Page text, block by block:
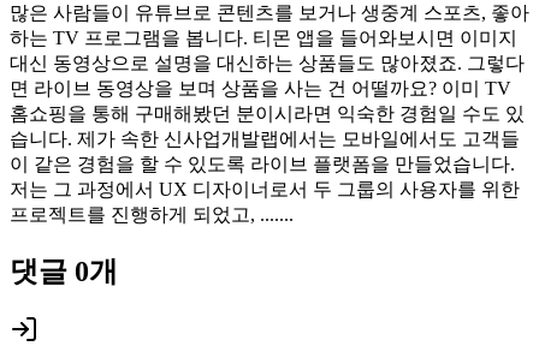
많은 사람들이 유튜브로 콘텐츠를 보거나 생중계 스포츠, 좋아
하는 TV 프로그램을 봅니다. 티몬 앱을 들어와보시면 이미지
대신 동영상으로 설명을 대신하는 상품들도 많아졌죠. 그렇다
면 라이브 동영상을 보며 상품을 사는 건 어떨까요? 이미 TV
홈쇼핑을 통해 구매해봤던 분이시라면 익숙한 경험일 수도 있
습니다. 제가 속한 신사업개발랩에서는 모바일에서도 고객들
이 같은 경험을 할 수 있도록 라이브 플랫폼을 만들었습니다.
저는 그 과정에서 UX 디자이너로서 두 그룹의 사용자를 위한
프로젝트를 진행하게 되었고, .......
댓글 0개